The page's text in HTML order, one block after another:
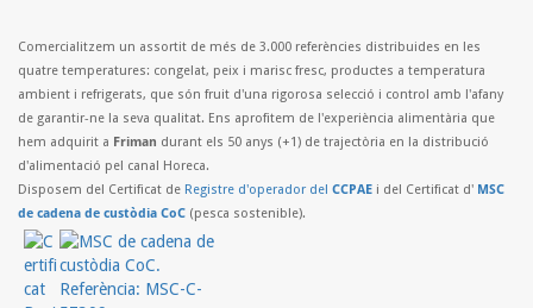
Comercialitzem un assortit de més de 3.000 referències distribuides en les
quatre temperatures: congelat, peix i marisc fresc, productes a temperatura
ambient i refrigerats, que són fruit d'una rigorosa selecció i control amb l'afany
de garantir-ne la seva qualitat. Ens aprofitem de l'experiència alimentària que
hem adquirit a Friman durant els 50 anys (+1) de trajectòria en la distribució
d'alimentació pel canal Horeca.
Disposem del Certificat de Registre d'operador del CCPAE i del Certificat d' MSC
de cadena de custòdia CoC (pesca sostenible).